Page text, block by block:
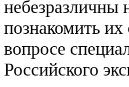
познакомить
вопросе
Российского